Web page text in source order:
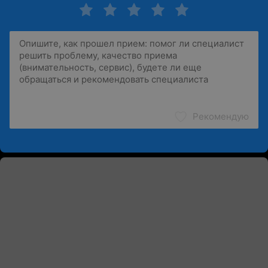
Рекомендую